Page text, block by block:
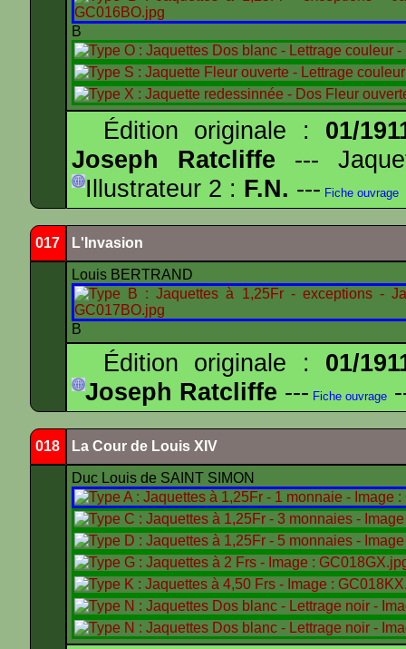
B
Édition originale : 01/
Joseph Ratcliffe ---
Illustrateur 2 : F.N. --- Fiche ouvrage
017 L'Invasion
Louis BERTRAND
B
Édition originale : 01/
Joseph Ratcliffe --- Fiche ouvrage
018 La Cour de Louis XIV
Duc Louis de SAINT SIMON